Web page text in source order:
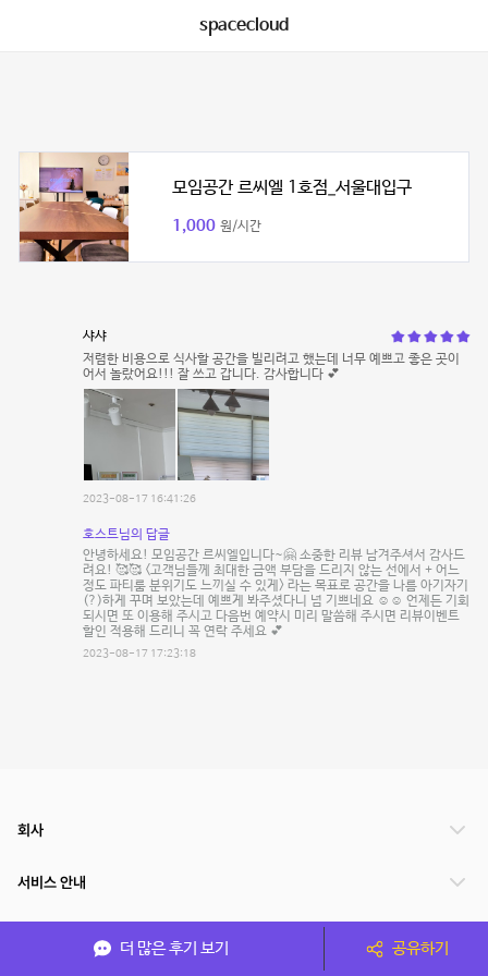
spacecloud
모임공간 르씨엘 1호점_서울대입구
1,000 원/시간
샤샤
저렴한 비용으로 식사할 공간을 빌리려고 했는데 너무 예쁘고 좋은 곳이
어서 놀랐어요!!! 잘 쓰고 갑니다. 감사합니다 💕
2023-08-17 16:41:26
호스트님의 답글
안녕하세요! 모임공간 르씨엘입니다~🤗 소중한 리뷰 남겨주셔서 감사드
려요! 🥰🥰 <고객님들께 최대한 금액 부담을 드리지 않는 선에서 + 어느
정도 파티룸 분위기도 느끼실 수 있게> 라는 목표로 공간을 나름 아기자기
(?)하게 꾸며 보았는데 예쁘게 봐주셨다니 넘 기쁘네요 ☺️☺️ 언제든 기회
되시면 또 이용해 주시고 다음번 예약시 미리 말씀해 주시면 리뷰이벤트
할인 적용해 드리니 꼭 연락 주세요 💕
2023-08-17 17:23:18
더 많은 후기 보기 공유하기
회사
서비스 안내